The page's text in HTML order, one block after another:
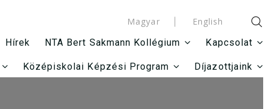
Magyar
English
Hírek NTA Bert Sakmann Kollégium Kapcsolat
Középiskolai Képzési Program Díjazottjaink